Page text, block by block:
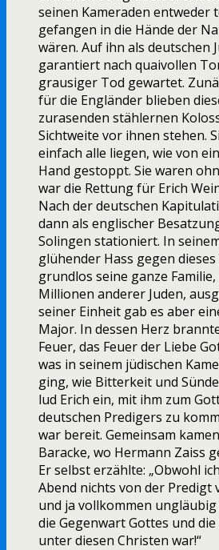
seinen Kameraden entweder
gefangen in die Hände der
wären. Auf ihn als deutschen
garantiert nach quaivollen
grausiger Tod gewartet.
für die Engländer blieben
zurasenden stählernen
Sichtweite vor ihnen stehen.
einfach alle liegen, wie von
Hand gestoppt. Sie waren
war die Rettung für Erich
Nach der deutschen
dann als englischer
Solingen stationiert. In
glühender Hass gegen dieses
grundlos seine ganze
Millionen anderer Juden,
seiner Einheit gab es aber
Major. In dessen Herz
Feuer, das Feuer der Liebe
was in seinem jüdischen
ging, wie Bitterkeit und
lud Erich ein, mit ihm zum
deutschen Predigers zu
war bereit. Gemeinsam
Baracke, wo Hermann Zaiss
Er selbst erzählte: „Obwohl
Abend nichts von der Predigt
und ja vollkommen
die Gegenwart Gottes und
unter diesen Christen war!“